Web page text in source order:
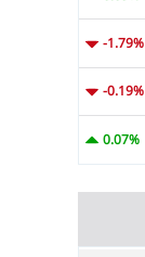
-1.79%
-0.19%
0.07%